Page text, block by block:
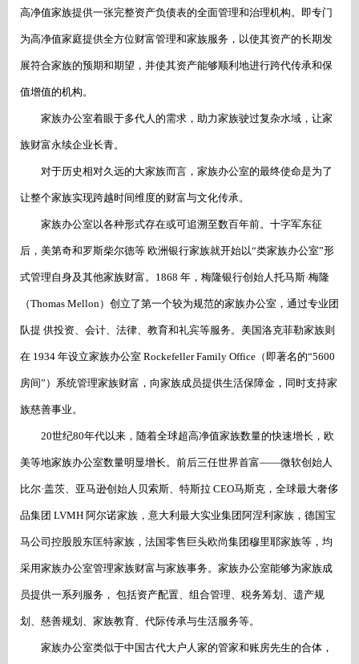
高净值家族提供一张完整资产负债表的全面管理和治理机构。即专门
为高净值家庭提供全方位财富管理和家族服务，以使其资产的长期发
展符合家族的预期和期望，并使其资产能够顺利地进行跨代传承和保
值增值的机构。
家族办公室着眼于多代人的需求，助力家族驶过复杂水域，让家
族财富永续企业长青。
对于历史相对久远的大家族而言，家族办公室的最终使命是为了
让整个家族实现跨越时间维度的财富与文化传承。
家族办公室以各种形式存在或可追溯至数百年前。十字军东征
后，美第奇和罗斯柴尔德等 欧洲银行家族就开始以“类家族办公室”形
式管理自身及其他家族财富。1868 年，梅隆银行创始人托马斯·梅隆
（Thomas Mellon）创立了第一个较为规范的家族办公室，通过专业团
队提 供投资、会计、法律、教育和礼宾等服务。美国洛克菲勒家族则
在 1934 年设立家族办公室 Rockefeller Family Office（即著名的“5600
房间”）系统管理家族财富，向家族成员提供生活保障金，同时支持家
族慈善事业。
20世纪80年代以来，随着全球超高净值家族数量的快速增长，欧
美等地家族办公室数量明显增长。前后三任世界首富——微软创始人
比尔·盖茨、亚马逊创始人贝索斯、特斯拉 CEO马斯克，全球最大奢侈
品集团 LVMH 阿尔诺家族，意大利最大实业集团阿涅利家族，德国宝
马公司控股股东匡特家族，法国零售巨头欧尚集团穆里耶家族等，均
采用家族办公室管理家族财富与家族事务。家族办公室能够为家族成
员提供一系列服务， 包括资产配置、组合管理、税务筹划、遗产规
划、慈善规划、家族教育、代际传承与生活服务等。
家族办公室类似于中国古代大户人家的管家和账房先生的合体，